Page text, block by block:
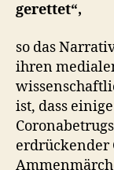
gerettet“,
so das
ihren
ist, dass
erdrückender